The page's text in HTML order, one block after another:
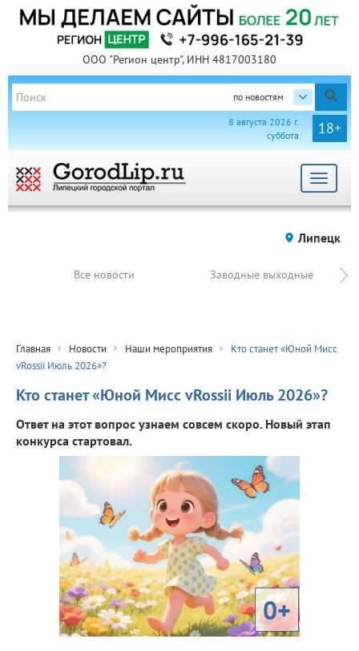
ООО "Регион центр", ИНН 4817003180
по новостям
18+
8 августа 2026 г.
суббота
Toggle
Липецк
Все новости Заводные выходные
Главная Новости Наши мероприятия
Кто станет «Юной Мисс
vRossii Июль 2026»?
Кто станет «Юной Мисс vRossii Июль 2026»?
Ответ на этот вопрос узнаем совсем скоро. Новый этап
конкурса стартовал.
0+